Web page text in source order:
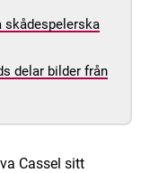
skådespelerska
delar bilder från
Cassel sitt